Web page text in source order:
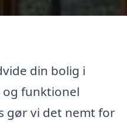
din bolig i
og funktionel
gør vi det nemt for